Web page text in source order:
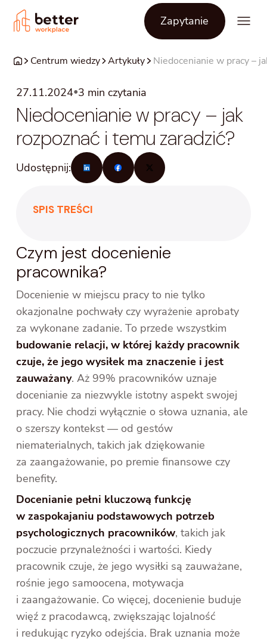
Zapytanie
Centrum wiedzy Artykuły Niedocenianie w pracy –
27.11.2024•3 min czytania
Niedocenianie w pracy – jak
rozpoznać i temu zaradzić?
Udostępnij:
SPIS TREŚCI
Czym jest docenienie
pracownika?
Docenienie w miejscu pracy to nie tylko
okazjonalne pochwały czy wyrażenie aprobaty
za wykonane zadanie. To przede wszystkim
budowanie relacji, w której każdy pracownik
czuje, że jego wysiłek ma znaczenie i jest
zauważany. Aż 99% pracowników uznaje
docenianie za niezwykle istotny aspekt swojej
pracy. Nie chodzi wyłącznie o słowa uznania, ale
o szerszy kontekst — od gestów
niematerialnych, takich jak dziękowanie
za zaangażowanie, po premie finansowe czy
benefity.
Docenianie pełni kluczową funkcję
w zaspokajaniu podstawowych potrzeb
psychologicznych pracowników, takich jak
poczucie przynależności i wartości. Kiedy
pracownik czuje, że jego wysiłki są zauważane,
rośnie jego samoocena, motywacja
i zaangażowanie. Co więcej, docenienie buduje
więź z pracodawcą, zwiększając lojalność
i redukując ryzyko odejścia. Brak uznania może